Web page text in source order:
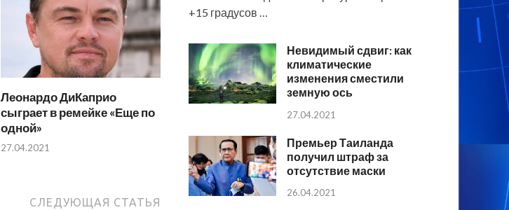
Леонардо ДиКаприо
сыграет в ремейке «Еще по
одной»
27.04.2021
СЛЕДУЮЩАЯ СТАТЬЯ
+15 градусов …
Невидимый сдвиг: как
климатические
изменения сместили
земную ось
27.04.2021
Премьер Таиланда
получил штраф за
отсутствие маски
26.04.2021